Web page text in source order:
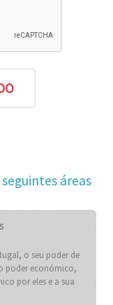
áreas
o seu poder de
poder económico,
por eles e a sua